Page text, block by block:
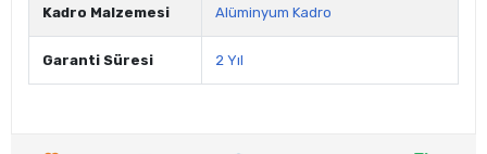
Kadro Malzemesi Alüminyum Kadro
Garanti Süresi 2 Yıl